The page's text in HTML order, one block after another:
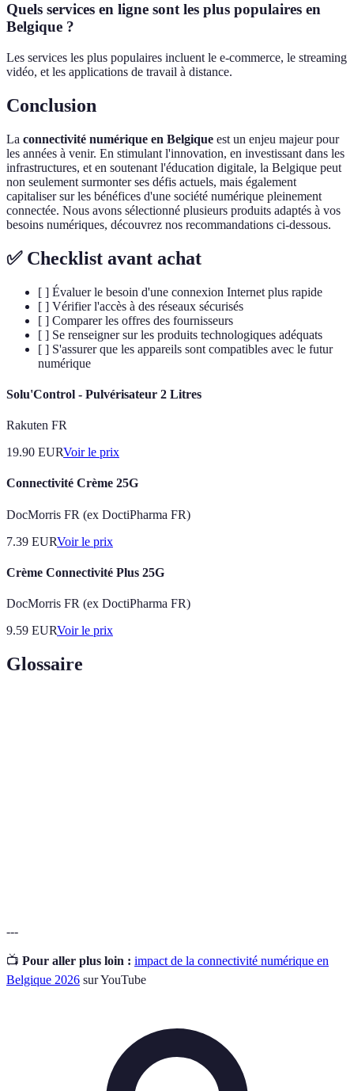
Quels services en ligne sont les plus populaires en
Belgique ?
Les services les plus populaires incluent le e-commerce, le streaming
vidéo, et les applications de travail à distance.
Conclusion
La connectivité numérique en Belgique est un enjeu majeur pour
les années à venir. En stimulant l'innovation, en investissant dans les
infrastructures, et en soutenant l'éducation digitale, la Belgique peut
non seulement surmonter ses défis actuels, mais également
capitaliser sur les bénéfices d'une société numérique pleinement
connectée. Nous avons sélectionné plusieurs produits adaptés à vos
besoins numériques, découvrez nos recommandations ci-dessous.
✅ Checklist avant achat
[ ] Évaluer le besoin d'une connexion Internet plus rapide
[ ] Vérifier l'accès à des réseaux sécurisés
[ ] Comparer les offres des fournisseurs
[ ] Se renseigner sur les produits technologiques adéquats
[ ] S'assurer que les appareils sont compatibles avec le futur
numérique
Solu'Control - Pulvérisateur 2 Litres
Rakuten FR
19.90 EURVoir le prix
Connectivité Crème 25G
DocMorris FR (ex DoctiPharma FR)
7.39 EURVoir le prix
Crème Connectivité Plus 25G
DocMorris FR (ex DoctiPharma FR)
9.59 EURVoir le prix
Glossaire
---
📺 Pour aller plus loin : impact de la connectivité numérique en
Belgique 2026 sur YouTube